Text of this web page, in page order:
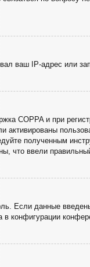
ваш IP-адрес или
COPPA и при
активированы
полученным
что ввели
Если данные
конфигурации